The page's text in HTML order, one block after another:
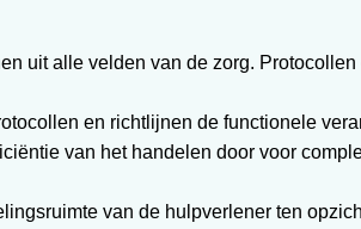
uit alle velden van de zorg.
en richtlijnen de functionele
van het handelen door voor
van de hulpverlener ten